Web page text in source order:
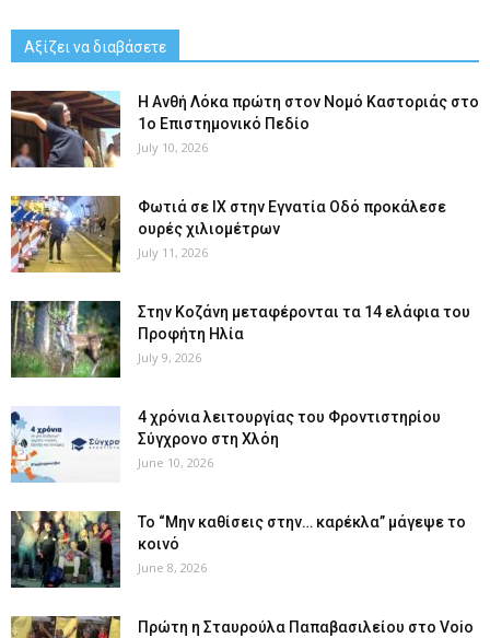
Αξίζει να διαβάσετε
Η Ανθή Λόκα πρώτη στον Νομό Καστοριάς στο
1ο Επιστημονικό Πεδίο
July 10, 2026
Φωτιά σε ΙΧ στην Εγνατία Οδό προκάλεσε
ουρές χιλιομέτρων
July 11, 2026
Στην Κοζάνη μεταφέρονται τα 14 ελάφια του
Προφήτη Ηλία
July 9, 2026
4 χρόνια λειτουργίας του Φροντιστηρίου
Σύγχρονο στη Χλόη
June 10, 2026
Το “Μην καθίσεις στην… καρέκλα” μάγεψε το
κοινό
June 8, 2026
Πρώτη η Σταυρούλα Παπαβασιλείου στο Voio